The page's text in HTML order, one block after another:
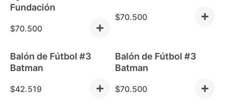
Fundación
$70.500
$70.500
Balón de Fútbol #3
Batman
$42.519
Balón de Fútbol #3
Batman
$70.500